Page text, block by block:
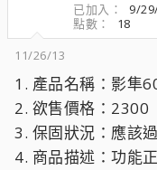
已加入
9/
點數
18
11/26/13
1. 產品名稱：影隼
2. 欲售價格：2300
3. 保固狀況：應該
4. 商品描述：功能